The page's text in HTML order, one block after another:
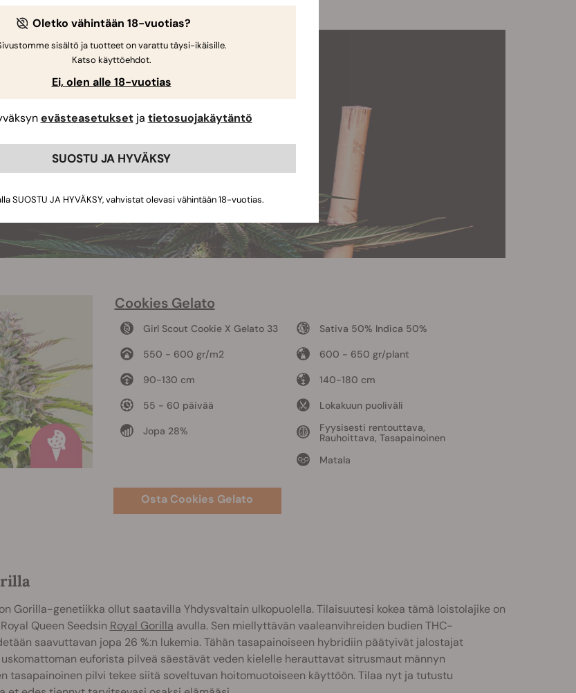
Cookies Gelato
Girl Scout Cookie X Gelato 33
550 - 600 gr/m2
90-130 cm
55 - 60 päivää
Jopa 28%
Sativa 50% Indica 50%
600 - 650 gr/plant
140-180 cm
Lokakuun puoliväli
Fyysisesti rentouttava,
Rauhoittava, Tasapainoinen
Matala
Osta Cookies Gelato
Gorilla-genetiikka ollut saatavilla Yhdysvaltain ulkopuolella. Tilaisuutesi kokea tämä loistolajike on
Queen Seedsin Royal Gorilla avulla. Sen miellyttävän vaaleanvihreiden budien THC-
saavuttavan jopa 26 %:n lukemia. Tähän tasapainoiseen hybridiin päätyivät jalostajat
euforista pilveä säestävät veden kielelle herauttavat sitrusmaut männyn
tasapainoinen pilvi tekee siitä soveltuvan hoitomuotoiseen käyttöön. Tilaa nyt ja tutustu
Oletko vähintään 18-vuotias?
sisältö ja tuotteet on varattu täysi-ikäisille.
Katso käyttöehdot.
Ei, olen alle 18-vuotias
evästeasetuksetja tietosuojakäytäntö
SUOSTU JA HYVÄKSY
SUOSTU JA HYVÄKSY, vahvistat olevasi vähintään 18-vuotias.